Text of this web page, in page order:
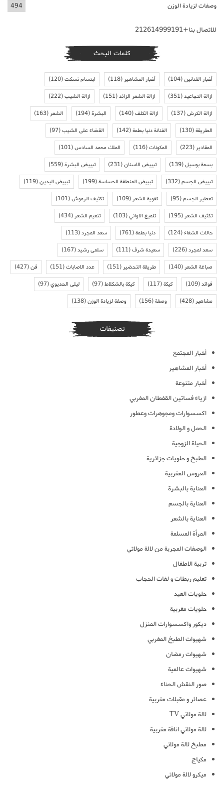
وصفات لزيادة الوزن 494
للاتصال بنا+212614999191
كلمات البحث
أخبار الفنانين(104) أخبار المشاهير(118) ابتسام تسكت(120)
ازالة التجاعيد(351) ازالة الشعر الزائد(151) ازالة الشيب(222)
ازالة الكرش(137) ازالة الكلف(140) البشرة(194) الشعر(163)
الطريقة(130) الفنانة دنيا بطمة(142) القضاء على الشيب(97)
المقادير(223) المكونات(116) الملك محمد السادس(101)
بسمة بوسيل(139) تبييض الاسنان(231) تبييض البشرة(559)
تبييض الجسم(332) تبييض المنطقة الحساسة(199) تبييض اليدين(119)
تعطير الجسم(95) تقوية الشعر(109) تكثيف الرموش(101)
تكثيف الشعر(195) تلميع الاواني(103) تنعيم الشعر(434)
حالات الشفاء(124) دنيا بطمة(761) سعد المجرد(113)
سعد لمجرد(226) سعيدة شرف(111) سلمى رشيد(167)
صباغة الشعر(140) طريقة التحضير(151) عدد الاصابات(151) فن(427)
فوائد(109) كيكة(117) كيكة بالشكلاط(97) ليلى الحديوي(97)
مشاهير(428) وصفة(156) وصفة لزيادة الوزن(138)
تصنيفات
أخبار المجتمع
أخبار المشاهير
أخبار متنوعة
ازياء فساتين القفطان المغربي
اكسسوارات ومجوهرات وعطور
الحمل و الولادة
الحياة الزوجية
الطبخ و حلويات جزائرية
العروس المغربية
العناية بالبشرة
العناية بالجسم
العناية بالشعر
المرأة المسلمة
الوصفات المجربة من لالة مولاتي
تربية الاطفال
تعليم ربطات و لفات الحجاب
حلويات العيد
حلويات مغربية
ديكور واكسسوارات المنزل
شهيوات الطبخ المغربي
شهيوات رمضان
شهيوات عالمية
صور النقش الحناء
عصائر و مقبلات مغربية
لالة مولاتي TV
لالة مولاتي اناقة مغربية
مطبخ لالة مولاتي
مكياج
ميكرو لالة مولاتي